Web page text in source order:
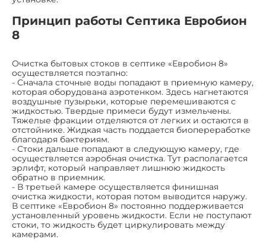
Принцип работы Септика Евробион
8
Очистка бытовых стоков в септике «Евробион 8»
осуществляется поэтапно:
- Сначала сточные воды попадают в приемную камеру,
которая оборудована аэротенком. Здесь нагнетаются
воздушные пузырьки, которые перемешиваются с
жидкостью. Твердые примеси будут измельчены.
Тяжелые фракции отделяются от легких и остаются в
отстойнике. Жидкая часть поддается биопереработке
благодаря бактериям.
- Стоки дальше попадают в следующую камеру, где
осуществляется аэробная очистка. Тут располагается
эрлифт, который направляет лишнюю жидкость
обратно в приемник.
- В третьей камере осуществляется финишная
очистка жидкости, которая потом выводится наружу.
В септике «Евробион 8» постоянно поддерживается
установленный уровень жидкости. Если не поступают
стоки, то жидкость будет циркулировать между
камерами.